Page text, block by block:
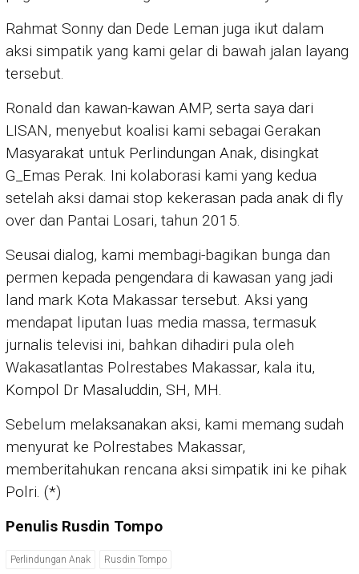
Rahmat Sonny dan Dede Leman juga ikut dalam
aksi simpatik yang kami gelar di bawah jalan layang
tersebut.
Ronald dan kawan-kawan AMP, serta saya dari
LISAN, menyebut koalisi kami sebagai Gerakan
Masyarakat untuk Perlindungan Anak, disingkat
G_Emas Perak. Ini kolaborasi kami yang kedua
setelah aksi damai stop kekerasan pada anak di fly
over dan Pantai Losari, tahun 2015.
Seusai dialog, kami membagi-bagikan bunga dan
permen kepada pengendara di kawasan yang jadi
land mark Kota Makassar tersebut. Aksi yang
mendapat liputan luas media massa, termasuk
jurnalis televisi ini, bahkan dihadiri pula oleh
Wakasatlantas Polrestabes Makassar, kala itu,
Kompol Dr Masaluddin, SH, MH.
Sebelum melaksanakan aksi, kami memang sudah
menyurat ke Polrestabes Makassar,
memberitahukan rencana aksi simpatik ini ke pihak
Polri. (*)
Penulis Rusdin Tompo
Perlindungan Anak Rusdin Tompo